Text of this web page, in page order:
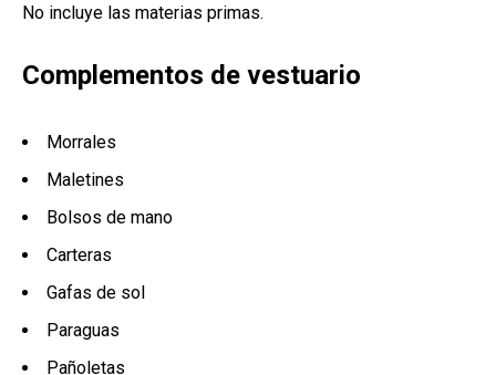
No incluye las materias primas.
Complementos de vestuario
Morrales
Maletines
Bolsos de mano
Carteras
Gafas de sol
Paraguas
Pañoletas